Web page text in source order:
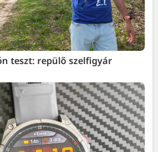
teszt: repülő szelfigyár